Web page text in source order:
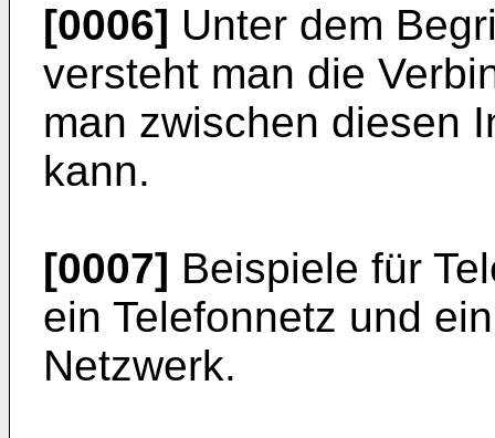
[0006] Unter dem
versteht man die
man zwischen diesen
kann.
[0007] Beispiele für
ein Telefonnetz und
Netzwerk.